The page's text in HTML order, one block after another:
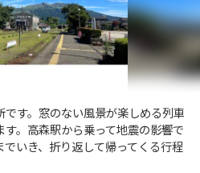
です。窓のない風景が楽しめる列車
。高森駅から乗って地震の影響で
いき、折り返して帰ってくる行程